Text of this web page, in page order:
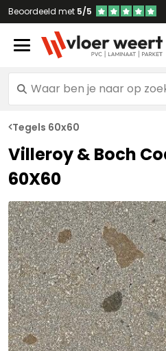
Beoordeeld met 5/5
Tegels 60x60
Villeroy & Boch
60X60